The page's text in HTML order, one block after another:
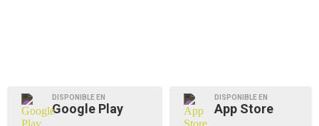
DISPONIBLE EN
Google Play
DISPONIBLE EN
App Store